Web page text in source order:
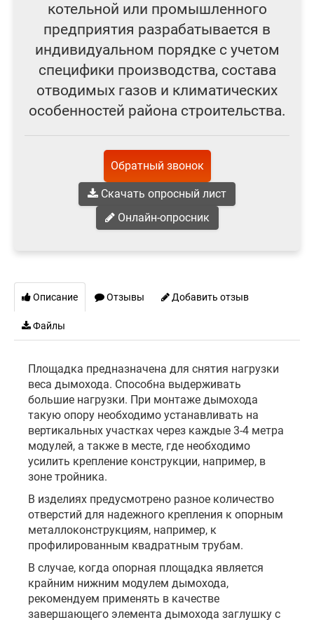
котельной или промышленного
предприятия разрабатывается в
индивидуальном порядке с учетом
специфики производства, состава
отводимых газов и климатических
особенностей района строительства.
Обратный звонок
Скачать опросный лист
Онлайн-опросник
Описание Отзывы Добавить отзыв
Файлы
Площадка предназначена для снятия нагрузки
веса дымохода. Способна выдерживать
большие нагрузки. При монтаже дымохода
такую опору необходимо устанавливать на
вертикальных участках через каждые 3-4 метра
модулей, а также в месте, где необходимо
усилить крепление конструкции, например, в
зоне тройника.
В изделиях предусмотрено разное количество
отверстий для надежного крепления к опорным
металлоконструкциям, например, к
профилированным квадратным трубам.
В случае, когда опорная площадка является
крайним нижним модулем дымохода,
рекомендуем применять в качестве
завершающего элемента дымохода заглушку с